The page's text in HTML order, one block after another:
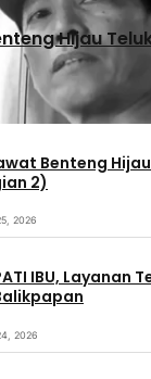
Hijau
Benteng
2)
2026
IBU, Layanan
2026